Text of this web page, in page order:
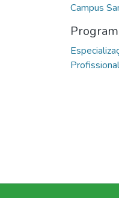
Campus
Program